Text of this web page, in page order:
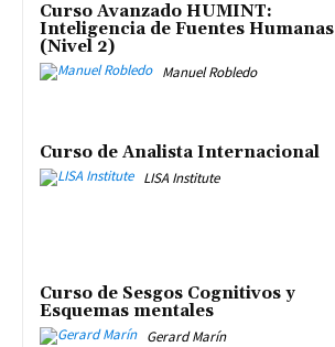
Curso Avanzado HUMINT:
Inteligencia de Fuentes Humanas
(Nivel 2)
Manuel Robledo
Curso de Analista Internacional
LISA Institute
Curso de Sesgos Cognitivos y
Esquemas mentales
Gerard Marín